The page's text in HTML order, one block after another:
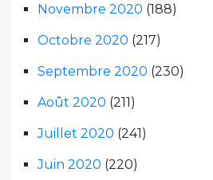
Novembre 2020 (188)
Octobre 2020 (217)
Septembre 2020 (230)
Août 2020 (211)
Juillet 2020 (241)
Juin 2020 (220)